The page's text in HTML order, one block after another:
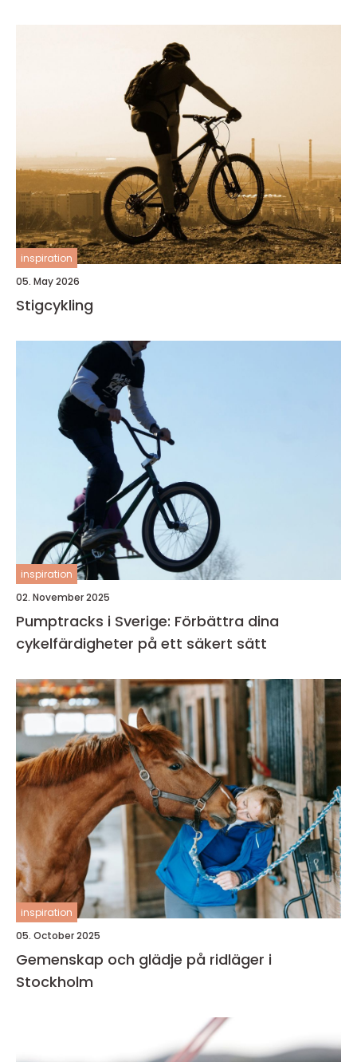
inspiration
05. May 2026
Stigcykling
inspiration
02. November 2025
Pumptracks i Sverige: Förbättra dina
cykelfärdigheter på ett säkert sätt
inspiration
05. October 2025
Gemenskap och glädje på ridläger i
Stockholm